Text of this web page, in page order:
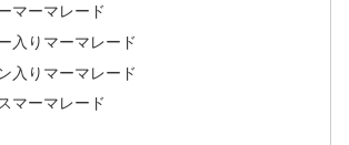
マーマレード
入りマーマレード
入りマーマレード
マーマレード